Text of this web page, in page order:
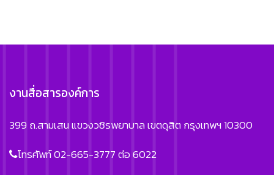
งานสื่อสารองค์การ
399 ถ.สามเสน แขวงวชิรพยาบาล เขตดุสิต กรุงเทพฯ 10300
โทรศัพท์ 02-665-3777 ต่อ 6022